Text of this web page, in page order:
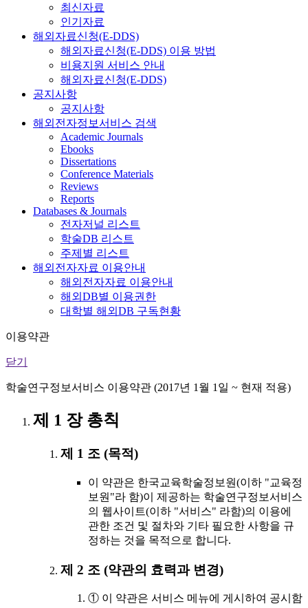
최신자료
인기자료
해외자료신청(E-DDS)
해외자료신청(E-DDS) 이용 방법
비용지원 서비스 안내
해외자료신청(E-DDS)
공지사항
공지사항
해외전자정보서비스 검색
Academic Journals
Ebooks
Dissertations
Conference Materials
Reviews
Reports
Databases & Journals
전자저널 리스트
학술DB 리스트
주제별 리스트
해외전자자료 이용안내
해외전자자료 이용안내
해외DB별 이용권한
대학별 해외DB 구독현황
이용약관
닫기
학술연구정보서비스 이용약관 (2017년 1월 1일 ~ 현재 적용)
제 1 장 총칙
제 1 조 (목적)
이 약관은 한국교육학술정보원(이하 "교육정
보원"라 함)이 제공하는 학술연구정보서비스
의 웹사이트(이하 "서비스" 라함)의 이용에
관한 조건 및 절차와 기타 필요한 사항을 규
정하는 것을 목적으로 합니다.
제 2 조 (약관의 효력과 변경)
① 이 약관은 서비스 메뉴에 게시하여 공시함